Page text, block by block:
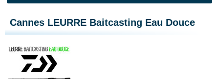
Cannes LEURRE Baitcasting Eau Douce